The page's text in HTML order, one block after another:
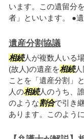
います。この遺留分
者」といいます。 ●
遺産分割協議
相続人が複数人いる
(故人)の遺産を相続人
ことを「遺産分割」
人の相続人のうち、
のような割合で引き
あります。このよう